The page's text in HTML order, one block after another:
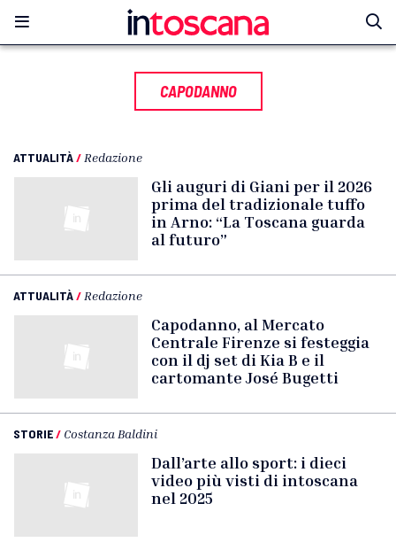
CAPODANNO
ATTUALITÀ/ Redazione
Gli auguri di Giani per il 2026
prima del tradizionale tuffo
in Arno: “La Toscana guarda
al futuro”
ATTUALITÀ/ Redazione
Capodanno, al Mercato
Centrale Firenze si festeggia
con il dj set di Kia B e il
cartomante José Bugetti
STORIE/ Costanza Baldini
Dall’arte allo sport: i dieci
video più visti di intoscana
nel 2025